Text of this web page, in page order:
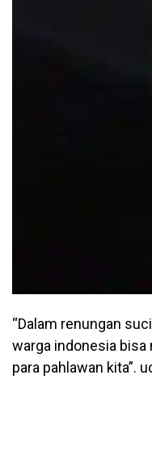
“Dalam renungan
warga indonesia bisa
para pahlawan kita”.